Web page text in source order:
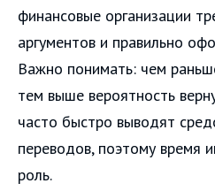
финансовые организации
аргументов и правильно
Важно понимать: чем
тем выше вероятность
часто быстро выводят
переводов, поэтому время
роль.